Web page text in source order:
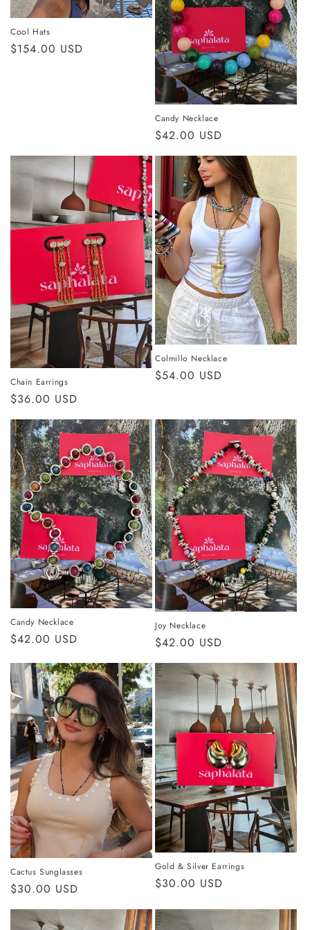
ó
n
Cool Hats
Precio
$154.00 USD
Candy Necklace
Precio
$42.00 USD
Chain Earrings
Precio
habitual
$36.00 USD
Colmillo Necklace
Precio
$54.00 USD
Candy Necklace
Precio
$42.00 USD
Joy Necklace
Precio
habitual
$42.00 USD
Cactus Sunglasses
Precio
habitual
$30.00 USD
Gold & Silver Earrings
Precio
$30.00 USD